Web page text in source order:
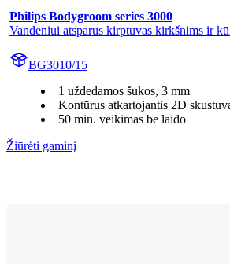
Philips Bodygroom series 3000
Vandeniui atsparus kirptuvas kirkšnims ir
BG3010/15
1 uždedamos šukos, 3 mm
Kontūrus atkartojantis 2D
50 min. veikimas be laido
Žiūrėti gaminį